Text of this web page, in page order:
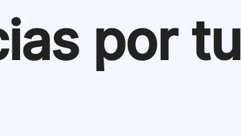
por tu